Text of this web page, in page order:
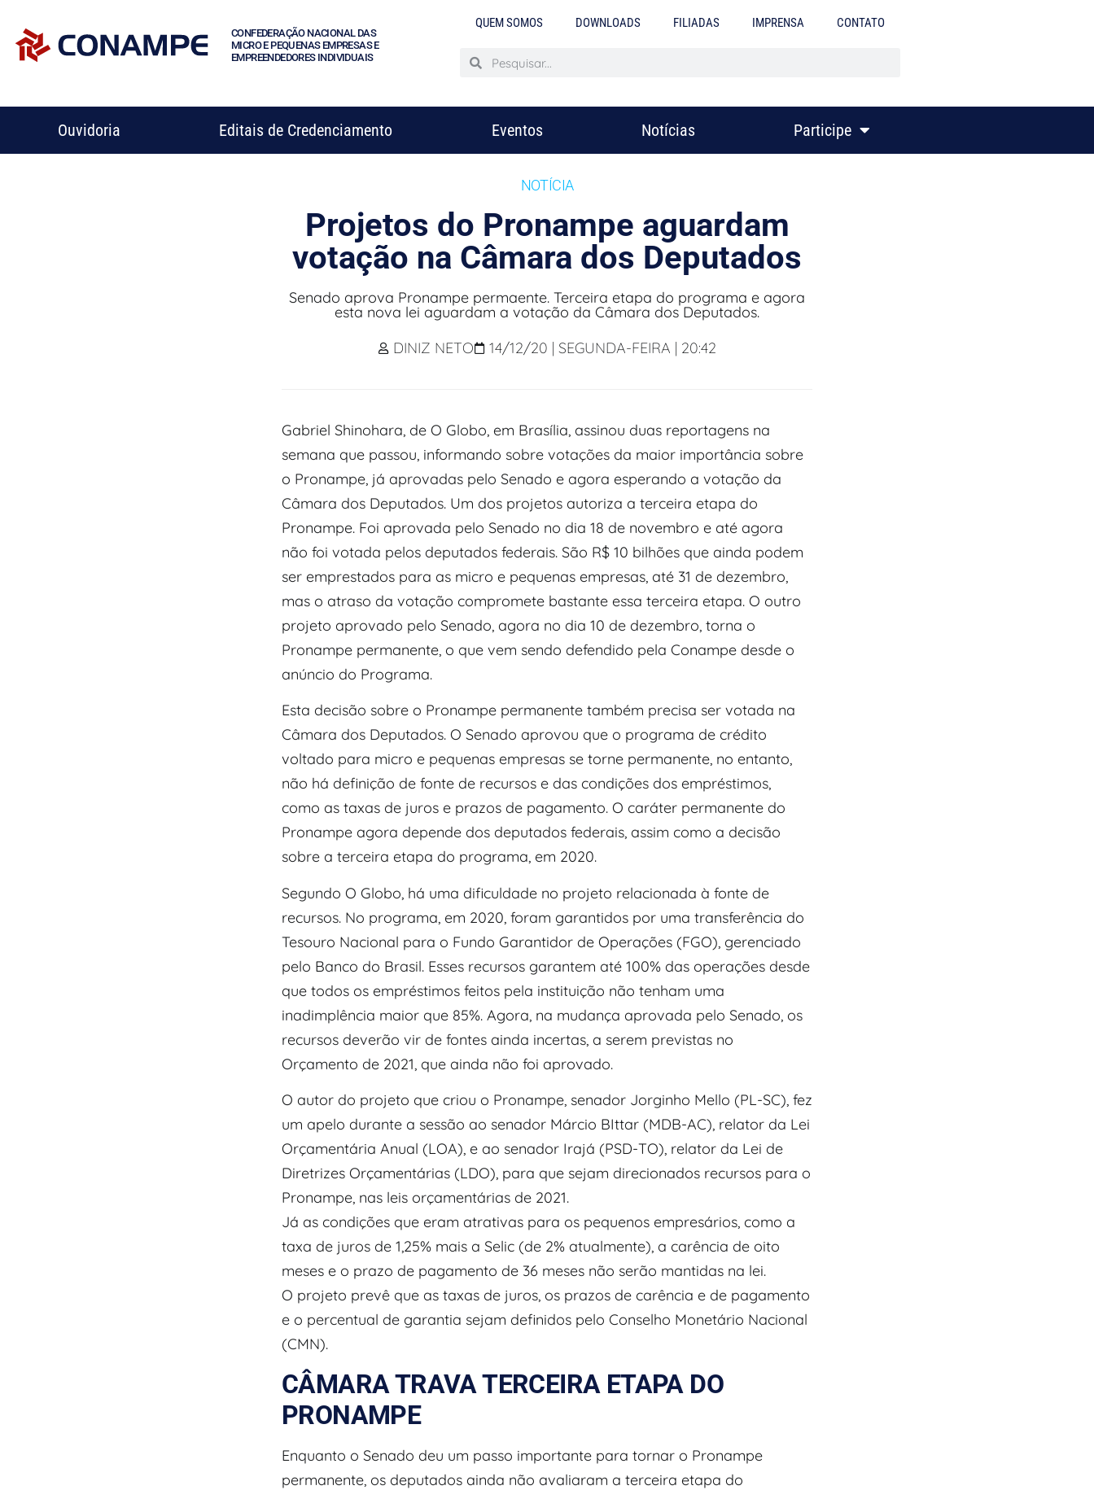
CONFEDERAÇÃO NACIONAL DAS
MICRO E PEQUENAS EMPRESAS E
EMPREENDEDORES INDIVIDUAIS
QUEM SOMOS DOWNLOADS FILIADAS IMPRENSA CONTATO
Ouvidoria Editais de Credenciamento Eventos Notícias Participe
NOTÍCIA
Projetos do Pronampe aguardam
votação na Câmara dos Deputados
Senado aprova Pronampe permaente. Terceira etapa do programa e agora
esta nova lei aguardam a votação da Câmara dos Deputados.
DINIZ NETO
14/12/20 | SEGUNDA-FEIRA | 20:42
Gabriel Shinohara, de O Globo, em Brasília, assinou duas reportagens na
semana que passou, informando sobre votações da maior importância sobre
o Pronampe, já aprovadas pelo Senado e agora esperando a votação da
Câmara dos Deputados. Um dos projetos autoriza a terceira etapa do
Pronampe. Foi aprovada pelo Senado no dia 18 de novembro e até agora
não foi votada pelos deputados federais. São R$ 10 bilhões que ainda podem
ser emprestados para as micro e pequenas empresas, até 31 de dezembro,
mas o atraso da votação compromete bastante essa terceira etapa. O outro
projeto aprovado pelo Senado, agora no dia 10 de dezembro, torna o
Pronampe permanente, o que vem sendo defendido pela Conampe desde o
anúncio do Programa.
Esta decisão sobre o Pronampe permanente também precisa ser votada na
Câmara dos Deputados. O Senado aprovou que o programa de crédito
voltado para micro e pequenas empresas se torne permanente, no entanto,
não há definição de fonte de recursos e das condições dos empréstimos,
como as taxas de juros e prazos de pagamento. O caráter permanente do
Pronampe agora depende dos deputados federais, assim como a decisão
sobre a terceira etapa do programa, em 2020.
Segundo O Globo, há uma dificuldade no projeto relacionada à fonte de
recursos. No programa, em 2020, foram garantidos por uma transferência do
Tesouro Nacional para o Fundo Garantidor de Operações (FGO), gerenciado
pelo Banco do Brasil. Esses recursos garantem até 100% das operações desde
que todos os empréstimos feitos pela instituição não tenham uma
inadimplência maior que 85%. Agora, na mudança aprovada pelo Senado, os
recursos deverão vir de fontes ainda incertas, a serem previstas no
Orçamento de 2021, que ainda não foi aprovado.
O autor do projeto que criou o Pronampe, senador Jorginho Mello (PL-SC), fez
um apelo durante a sessão ao senador Márcio BIttar (MDB-AC), relator da Lei
Orçamentária Anual (LOA), e ao senador Irajá (PSD-TO), relator da Lei de
Diretrizes Orçamentárias (LDO), para que sejam direcionados recursos para o
Pronampe, nas leis orçamentárias de 2021.
Já as condições que eram atrativas para os pequenos empresários, como a
taxa de juros de 1,25% mais a Selic (de 2% atualmente), a carência de oito
meses e o prazo de pagamento de 36 meses não serão mantidas na lei.
O projeto prevê que as taxas de juros, os prazos de carência e de pagamento
e o percentual de garantia sejam definidos pelo Conselho Monetário Nacional
(CMN).
CÂMARA TRAVA TERCEIRA ETAPA DO
PRONAMPE
Enquanto o Senado deu um passo importante para tornar o Pronampe
permanente, os deputados ainda não avaliaram a terceira etapa do